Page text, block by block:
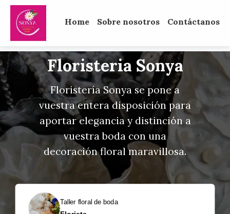
Home Sobre nosotros Contáctanos
Floristeria Sonya
Floristería Sonya se pone a
vuestra entera disposición para
aportar elegancia y distinción a
vuestra boda con una
decoración floral maravillosa.
Taller floral de boda